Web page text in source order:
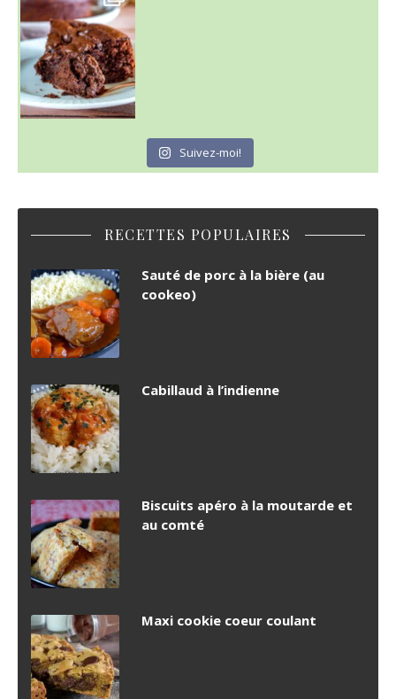
Suivez-moi!
RECETTES POPULAIRES
Sauté de porc à la bière (au
cookeo)
Cabillaud à l’indienne
Biscuits apéro à la moutarde et
au comté
Maxi cookie coeur coulant